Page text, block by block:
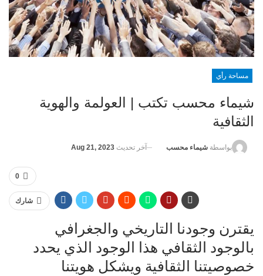
مساحة رأي
شيماء محسب تكتب | العولمة والهوية
الثقافية
بواسطة شيماء محسب آخر تحديث Aug 21, 2023
0
شارك
يقترن وجودنا التاريخي والجغرافي
بالوجود الثقافي هذا الوجود الذي يحدد
خصوصيتنا الثقافية ويشكل هويتنا